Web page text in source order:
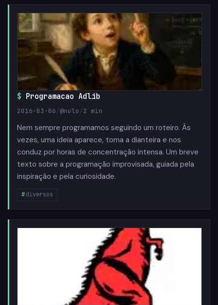
Programacao Adlib
2016-03-06/@nulo /2 min
Nem sempre programamos seguindo um roteiro. Às
vezes, uma ideia aparece, toma a dianteira e nos
conduz por horas de concentração intensa. Um breve
texto sobre a programação improvisada, guiada pela
inspiração e pela curiosidade.
diversos